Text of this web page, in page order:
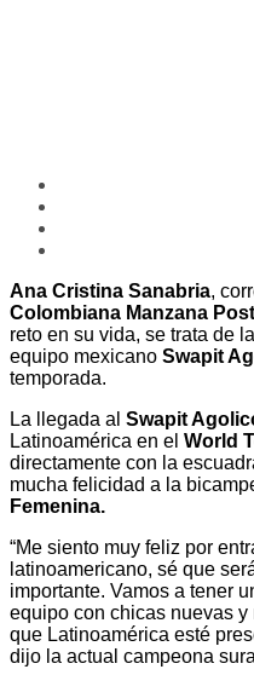
Ana Cristina Sanabria,
Colombiana Manzana
reto en su vida, se trata de
equipo mexicano Swapit
temporada.
La llegada al Swapit
Latinoamérica en el World
directamente con la
mucha felicidad a la
Femenina.
“Me siento muy feliz por
latinoamericano, sé que
importante. Vamos a tener
equipo con chicas nuevas
que Latinoamérica esté
dijo la actual campeona